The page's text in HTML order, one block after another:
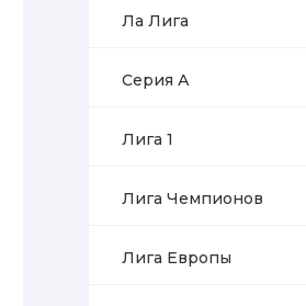
Ла Лига
Серия А
Лига 1
Лига Чемпионов
Лига Европы